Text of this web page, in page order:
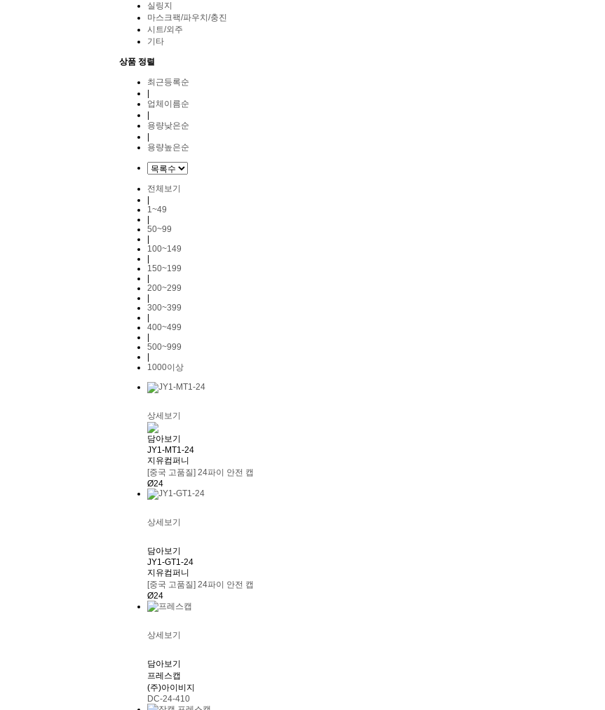
실링지
마스크팩/파우치/충진
시트/외주
기타
상품 정렬
최근등록순
업체이름순
용량낮은순
용량높은순
전체보기
1~49
50~99
100~149
150~199
200~299
300~399
400~499
500~999
1000이상
상세보기
담아보기
JY1-MT1-24
지유컴퍼니
[중국 고품질] 24파이 안전 캡
Ø24
상세보기
담아보기
JY1-GT1-24
지유컴퍼니
[중국 고품질] 24파이 안전 캡
Ø24
상세보기
담아보기
프레스캡
(주)아이비지
DC-24-410